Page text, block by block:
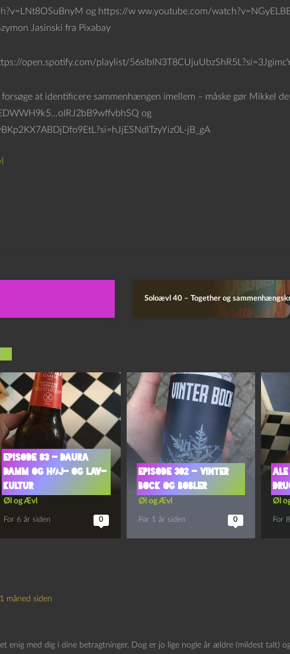
og https://w ww.youtube.com/
Jasinski fra Pixabay
open.spotify.com/playlist/
at identificere sammenhængen imellem – måske gør Mikkel
og
jB_gA
Soloævl 40 – Together og
Episode 83 – Daura
Damm og Høj- og Lav-
Kultur
Øl og Ævl
For 6 år siden 0
Episode 302 – Vinter
Bock og Bobler
Øl og Ævl
For 1 år siden 0
Ale
Øl
For
måned siden
enig med dig i dine betragtninger. Dog er jo lige nogle år ældre (mildest talt)